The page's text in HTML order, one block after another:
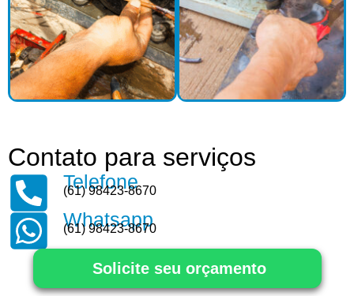
Contato para serviços
Telefone
(61) 98423-8670
Whatsapp
(61) 98423-8670
Solicite seu orçamento